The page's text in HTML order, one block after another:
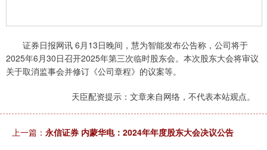
证券日报网讯 6月13日晚间，慧为智能发布公告称，公司将于
2025年6月30日召开2025年第三次临时股东会。本次股东大会将审议
关于取消监事会并修订《公司章程》的议案等。
天臣配资提示：文章来自网络，不代表本站观点。
上一篇： 永信证券 内蒙华电：2024年年度股东大会决议公告